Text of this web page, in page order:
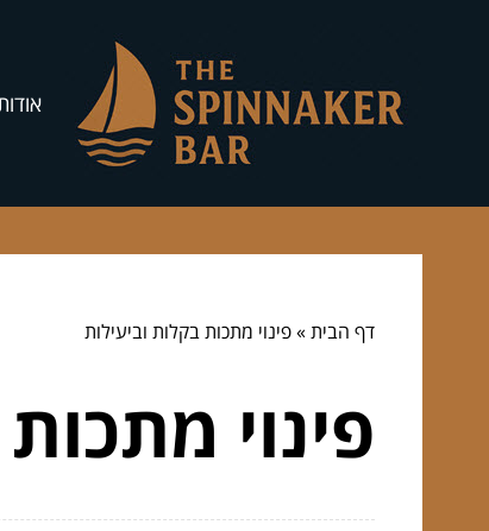
דף הבית»פינוי מתכות בקלות וביעילות
פינוי